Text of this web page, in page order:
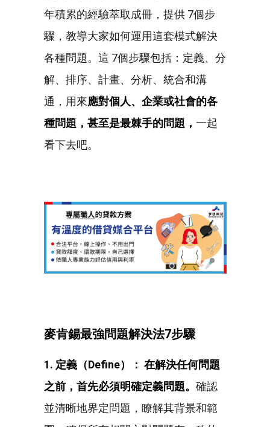
年積累的經驗萃取成冊，提供 7個步
驟，教導大家如何運用這套模式解決
各種問題。這 7個步驟包括：定義、分
解、排序、計畫、分析、統合和溝
通，用來應對個人、企業或社會的各
種問題，甚至是最棘手的問題， 一起
看下去吧。
麥肯錫最強問題解決法7步驟
1. 定義（Define）： 在解決任何問題
之前，首先必須明確定義問題。 確認
並清晰地界定問題，瞭解其背景和範